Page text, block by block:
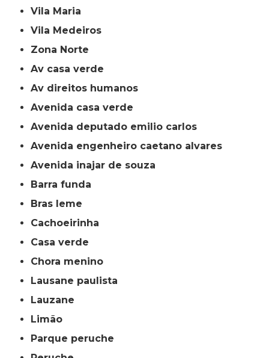
Vila Maria
Vila Medeiros
Zona Norte
av casa verde
av direitos humanos
avenida casa verde
avenida deputado emilio carlos
avenida engenheiro caetano alvares
avenida inajar de souza
barra funda
bras leme
cachoeirinha
casa verde
chora menino
lausane paulista
lauzane
limão
parque peruche